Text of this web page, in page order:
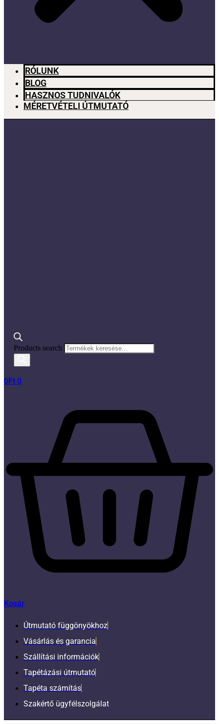
RÓLUNK
BLOG
HASZNOS TUDNIVALÓK
MÉRETVÉTELI ÚTMUTATÓ
Products search
0Ft 0
Kosár
Útmutató függönyökhoz
Vásárlás és garancia
Szállítási információk
Tapétázási útmutató
Tapéta számítás
Szakértő ügyfélszolgálat